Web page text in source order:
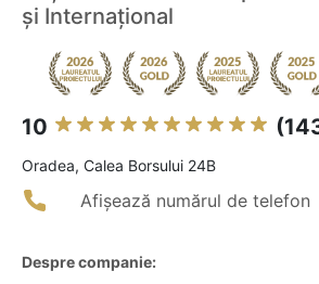
şi Internaţional
10
Oradea, Calea Borsului 24B
Afișează numărul de telefon
Despre companie: